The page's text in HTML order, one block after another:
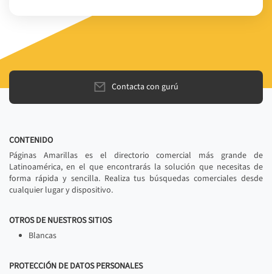
Contacta con gurú
CONTENIDO
Páginas Amarillas es el directorio comercial más grande de
Latinoamérica, en el que encontrarás la solución que necesitas de
forma rápida y sencilla. Realiza tus búsquedas comerciales desde
cualquier lugar y dispositivo.
OTROS DE NUESTROS SITIOS
Blancas
PROTECCIÓN DE DATOS PERSONALES